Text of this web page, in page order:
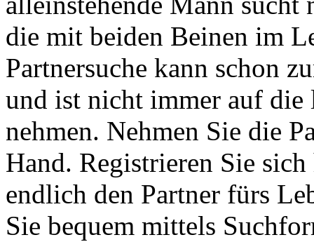
die mit beiden Beinen im
Partnersuche kann schon
und ist nicht immer auf die
nehmen. Nehmen Sie die
Hand. Registrieren Sie
endlich den Partner fürs
Sie bequem mittels